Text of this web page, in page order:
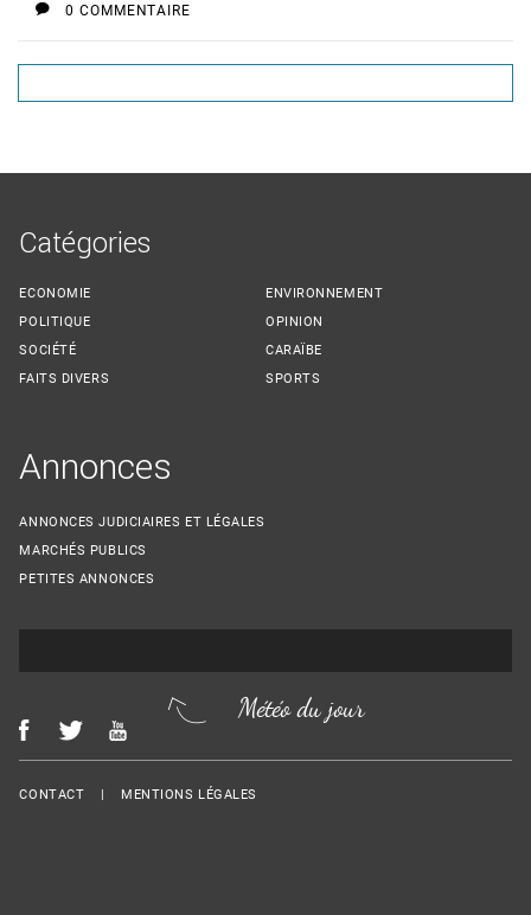
0 COMMENTAIRE
Catégories
ECONOMIE
POLITIQUE
SOCIÉTÉ
FAITS DIVERS
ENVIRONNEMENT
OPINION
CARAÏBE
SPORTS
Annonces
ANNONCES JUDICIAIRES ET LÉGALES
MARCHÉS PUBLICS
PETITES ANNONCES
Météo du jour
Menu Footer
CONTACT MENTIONS LÉGALES